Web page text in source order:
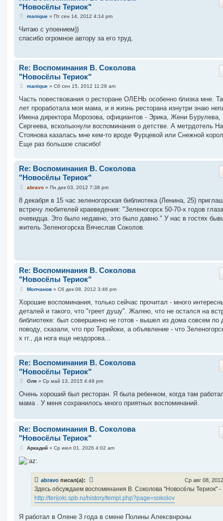
"Новосёлы Териок"
С
о
щ
и
manique» Пт сен 14, 2012 4:14 pm
Читаю с упоением))
спасибо огромное автору за его труд.
Re: Воспоминания В. Соколова
"Новосёлы Териок"
С
о
щ
е
и
е
manique» Сб сен 15, 2012 11:28 am
Часть повествования о ресторане ОЛЕНЬ особенно близка мне.
лет проработала моя мама, и я жизнь ресторана изнутри знаю
Имена директора Морозова, официантов - Эрика, Жени Бурулева,
Сергеева, всколыхнули воспоминания о детстве. А метрдотель
Стоянова казалась мне кем-то вроде Фурцевой или Снежной
Еще раз большое спасибо!
Re: Воспоминания В. Соколова
"Новосёлы Териок"
С
о
б
щ
е
и
abravo» Пн дек 03, 2012 7:38 pm
8 декабря в 15 час зеленогорская библиотека (Ленина, 25)
встречу любителей краеведения: "Зеленогорск 50-70-х годов
очевидца. Это было недавно, это было давно." У нас в гостях
житель Зеленогорска Вячеслав Соколов.
Re: Воспоминания В. Соколова
"Новосёлы Териок"
С
о
б
щ
е
и
е
Молчанов» Сб дек 08, 2012 3:46 pm
Хорошие воспоминания, только сейчас прочитал - много
деталей и такого, что "греет душу". Жалею, что не остался на
библиотеке: был совершенно не готов - вышел из дома совсем по
поводу, сказали, что про Терийоки, а объявление - что
х гг., да нога еще нездорова...
Re: Воспоминания В. Соколова
"Новосёлы Териок"
С
о
щ
е
Оля» Ср май 13, 2015 4:49 pm
Очень хороший был ресторан. Я была ребенком, когда там
мама . У меня сохранилось много приятных воспоминаний.
Re: Воспоминания В. Соколова
"Новосёлы Териок"
С
о
б
Аркадий» Ср июл 01, 2026 4:02 am
abravo писал(а): Ср авг 08,
Здесь обсуждаем воспоминания В. Соколова "Новосёлы Териок" -
http://terijoki.spb.ru/history/templ.php?page=sokolov
Я работал в Олене 3 года в смене Полины Алексвнроны